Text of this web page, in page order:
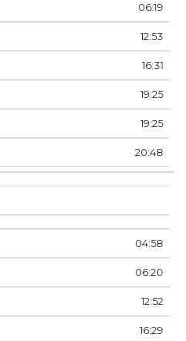
06:19
12:53
16:31
19:25
19:25
20:48
04:58
06:20
12:52
16:29